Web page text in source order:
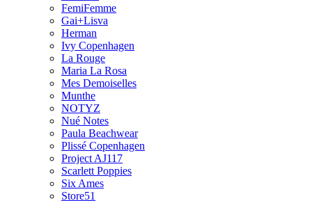
FemiFemme
Gai+Lisva
Herman
Ivy Copenhagen
La Rouge
Maria La Rosa
Mes Demoiselles
Munthe
NOTYZ
Nué Notes
Paula Beachwear
Plissé Copenhagen
Project AJ117
Scarlett Poppies
Six Ames
Store51